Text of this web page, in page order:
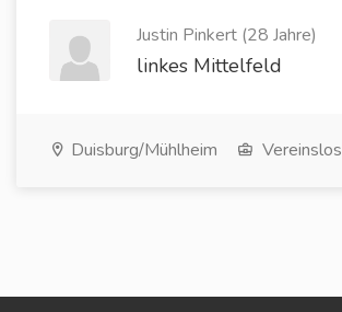
Justin Pinkert (28 Jahre)
linkes Mittelfeld
Duisburg/Mühlheim Vereinslos